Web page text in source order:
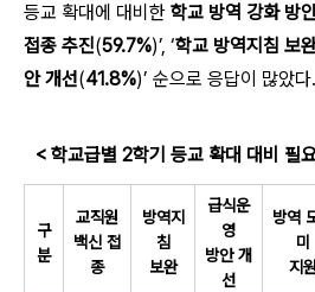
등교 확대에 대비한 학교 방역 강화 방
접종 추진(59.7%)’, ‘학교 방역지침 보
안 개선(41.8%)’ 순으로 응답이 많았다.
< 학교급별 2학기 등교 확대 대비 필
구
분
교직원
백신 접
종
방역지
침
보완
급식운
영
방안 개
선
방역
미
지